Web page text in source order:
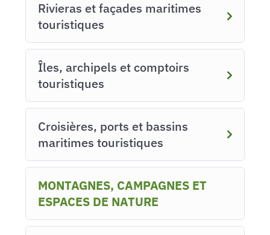
Rivieras et façades maritimes
touristiques
Îles, archipels et comptoirs
touristiques
Croisières, ports et bassins
maritimes touristiques
MONTAGNES, CAMPAGNES ET
ESPACES DE NATURE